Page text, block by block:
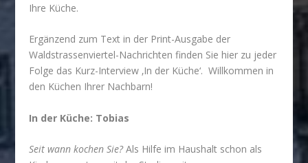
Ihre Küche.
Ergänzend zum Text in der Print-Ausgabe der
Waldstrassenviertel-Nachrichten finden Sie hier zu jeder
Folge das Kurz-Interview ‚In der Küche‘. Willkommen in
den Küchen Ihrer Nachbarn!
In der Küche: Tobias
Seit wann kochen Sie?Als Hilfe im Haushalt schon als